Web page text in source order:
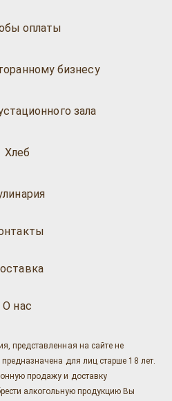
оплаты
бизнесу
зала
Хлеб
О нас
представленная на сайте не
для лиц старше 18 лет.
продажу и доставку
алкогольную продукцию Вы